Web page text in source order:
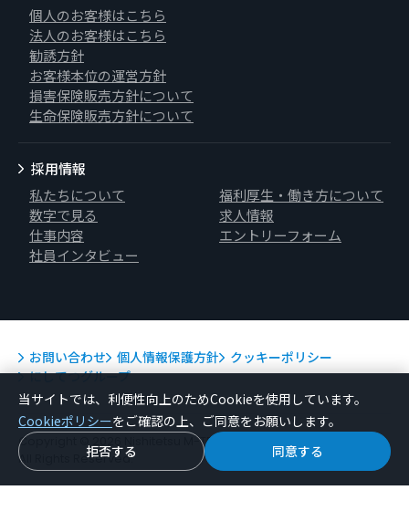
個人のお客様はこちら
法人のお客様はこちら
勧誘方針
お客様本位の運営方針
損害保険販売方針について
生命保険販売方針について
採用情報
私たちについて
数字で見る
仕事内容
社員インタビュー
福利厚生・働き方について
求人情報
エントリーフォーム
お問い合わせ 個人情報保護方針
クッキーポリシー
にしてつグループ
Copyright © 2026 Nishitetsu M-TECH Co.,Ltd.
All Rights Reserved.
当サイトでは、利便性向上のためCookieを使用しています。
Cookieポリシーをご確認の上、ご同意をお願いします。
拒否する
同意する